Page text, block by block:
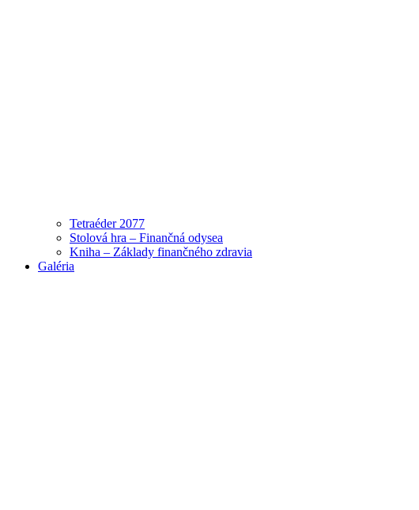
Tetraéder 2077
Stolová hra – Finančná odysea
Kniha – Základy finančného zdravia
Galéria